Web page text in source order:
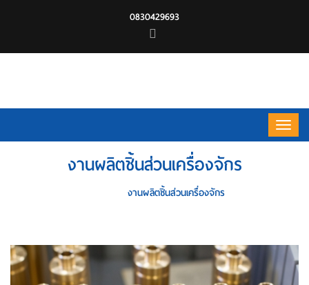
0830429693
งานผลิตชิ้นส่วนเครื่องจักร
งานผลิตชิ้นส่วนเครื่องจักร